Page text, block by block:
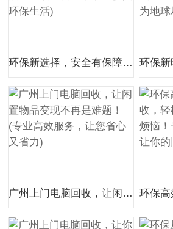
环保新选择，安全有保障——上门电脑回收(让你的旧电脑焕发新生，享受便捷环保生活)
广州上门电脑回收，让闲置物品变现不再是难题！(专业高效服务，让您省心又省力)